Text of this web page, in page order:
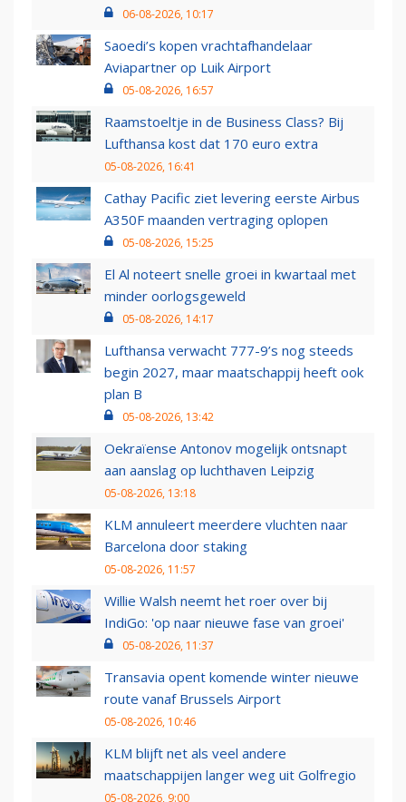
06-08-2026, 10:17
Saoedi’s kopen vrachtafhandelaar
Aviapartner op Luik Airport
05-08-2026, 16:57
Raamstoeltje in de Business Class? Bij
Lufthansa kost dat 170 euro extra
05-08-2026, 16:41
Cathay Pacific ziet levering eerste Airbus
A350F maanden vertraging oplopen
05-08-2026, 15:25
El Al noteert snelle groei in kwartaal met
minder oorlogsgeweld
05-08-2026, 14:17
Lufthansa verwacht 777-9’s nog steeds
begin 2027, maar maatschappij heeft ook
plan B
05-08-2026, 13:42
Oekraïense Antonov mogelijk ontsnapt
aan aanslag op luchthaven Leipzig
05-08-2026, 13:18
KLM annuleert meerdere vluchten naar
Barcelona door staking
05-08-2026, 11:57
Willie Walsh neemt het roer over bij
IndiGo: 'op naar nieuwe fase van groei'
05-08-2026, 11:37
Transavia opent komende winter nieuwe
route vanaf Brussels Airport
05-08-2026, 10:46
KLM blijft net als veel andere
maatschappijen langer weg uit Golfregio
05-08-2026, 9:00